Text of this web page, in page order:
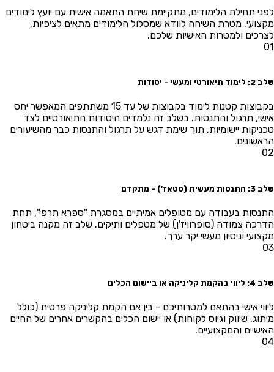
תחילת הלימודים, מתקיימת שיחת התאמה אישית עם יועץ לימודים
מטרת השיחה לוודא שמסלול הלימודים מתאים לציפיות,
ולמטרות האישיות שלכם.
ומעשי - יסודות
בקבוצות קטנות לימוד בקבוצות של עד 15 משתתפים המאפשר יחס
תרגול והתנסות. בשלב זה נלמדים היסודות התיאורטיים לצד
יישומיות, תוך שימת דגש על תרגול והתנסות כבר מהשיעורים
(סטאז') - מתקדם
בעבודה עם מטופלים אמיתיים במסגרת "ספרא תרפי", תחת
צמודה (סופרוויז'ן) של מטפלים ותיקים. שלב זה מקנה ביטחון
וניסיון מעשי יקר ערך.
קליניקה או ביישום הכלים
אישי בהתאם למטרותיכם - בין אם הקמת קליניקה פרטית (כולל
שיווק וגיוס לקוחות) או יישום הכלים בהקשרים אחרים של החיים
והמקצועיים.